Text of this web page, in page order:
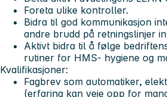
Foreta ulike kontroller.
Bidra til god kommunikasjon
andre brudd på retningslinjer
Aktivt bidra til å følge
rutiner for HMS- hygiene og
Kvalifikasjoner:
Fagbrev som automatiker,
(erfaring kan veie opp for